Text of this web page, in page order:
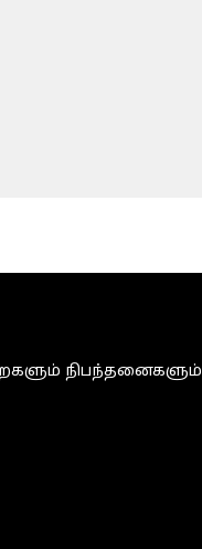
நிபந்தனைகளும்